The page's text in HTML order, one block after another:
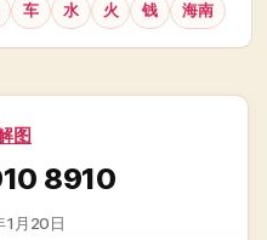
车 水 火 钱 海南
图
8910
1月20日